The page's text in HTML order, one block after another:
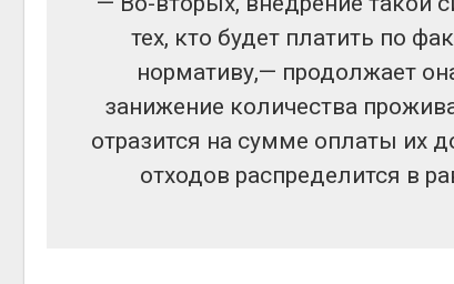
тех, кто будет платить по
нормативу,— продолжает
занижение количества
отразится на сумме оплаты их
отходов распределится в